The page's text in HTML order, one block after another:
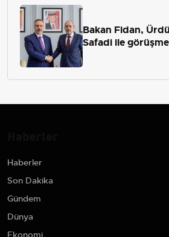
Bakan Fidan,
Safadi ile
Haberler
Son Dakika
Gündem
Dünya
Ekonomi